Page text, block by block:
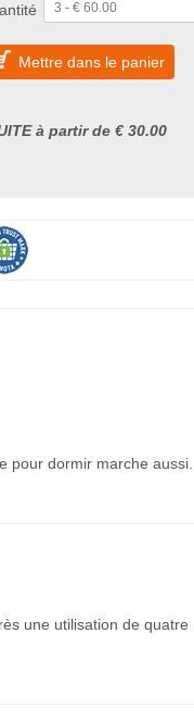
Mettre dans le panier
à partir de € 30.00
pour dormir marche aussi...
une utilisation de quatre